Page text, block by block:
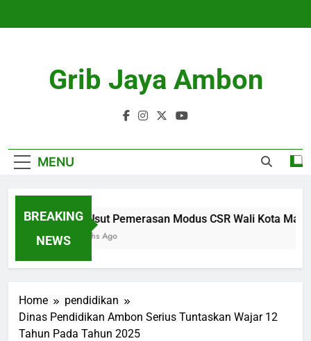
Grib Jaya Ambon
MENU
BREAKING
NEWS
KPK Usut Pemerasan Modus CSR Wali Kota
4 Months Ago
Home
pendidikan
Dinas Pendidikan Ambon Serius Tuntaskan Wajar 12
Tahun Pada Tahun 2025